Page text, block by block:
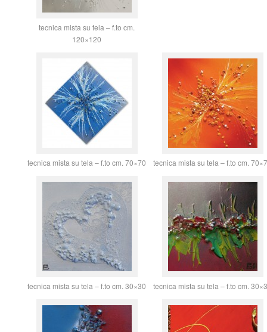
tecnica mista su tela – f.to cm.
120×120
tecnica mista su tela – f.to cm. 70×70 tecnica mista su tela – f.to cm.
tecnica mista su tela – f.to cm. 30×30 tecnica mista su tela – f.to cm.